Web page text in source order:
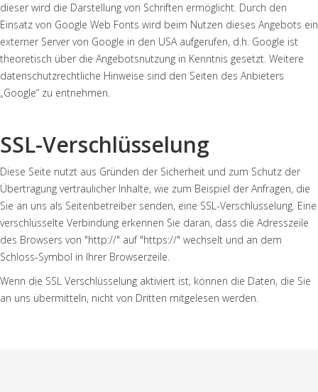
dieser wird die Darstellung von Schriften ermöglicht. Durch den
Einsatz von Google Web Fonts wird beim Nutzen dieses Angebots ein
externer Server von Google in den USA aufgerufen, d.h. Google ist
theoretisch über die Angebotsnutzung in Kenntnis gesetzt. Weitere
datenschutzrechtliche Hinweise sind den Seiten des Anbieters
„Google“ zu entnehmen.
SSL-Verschlüsselung
Diese Seite nutzt aus Gründen der Sicherheit und zum Schutz der
Übertragung vertraulicher Inhalte, wie zum Beispiel der Anfragen, die
Sie an uns als Seitenbetreiber senden, eine SSL-Verschlüsselung. Eine
verschlüsselte Verbindung erkennen Sie daran, dass die Adresszeile
des Browsers von "http://" auf "https://" wechselt und an dem
Schloss-Symbol in Ihrer Browserzeile.
Wenn die SSL Verschlüsselung aktiviert ist, können die Daten, die Sie
an uns übermitteln, nicht von Dritten mitgelesen werden.